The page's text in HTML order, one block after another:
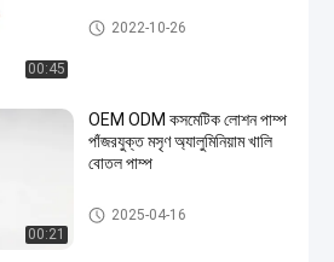
00:45
কসমেটিক লোশন পাম্প
2022-10-26
00:21
OEM ODM কসমেটিক লোশন পাম্প
পাঁজরযুক্ত মসৃণ অ্যালুমিনিয়াম খালি
বোতল পাম্প
কসমেটিক লোশন পাম্প
2025-04-16